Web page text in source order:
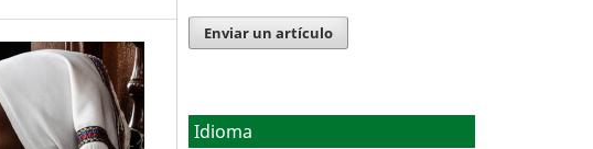
Enviar un artículo
Idioma